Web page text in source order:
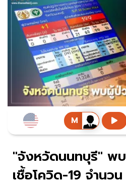
"จังหวัดนนทบุรี" พ
เชื้อโควิด-19 จำนวน